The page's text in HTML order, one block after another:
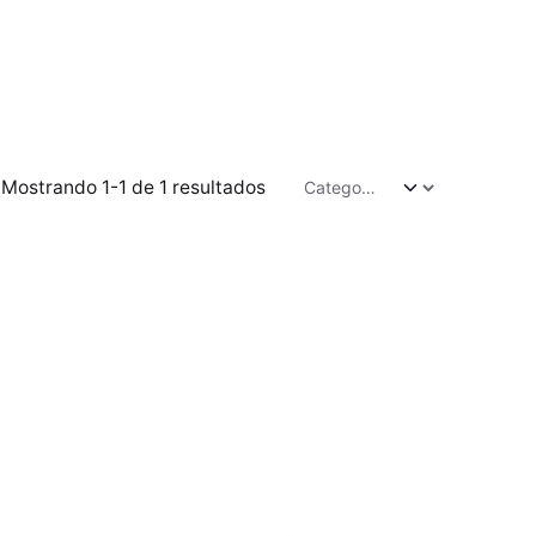
Mostrando 1-1 de 1 resultados